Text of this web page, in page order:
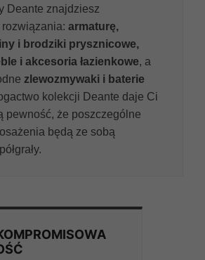
Deante znajdziesz
armaturę,
i brodziki prysznicowe,
i akcesoria łazienkowe, a
zlewozmywaki i baterie
kolekcji Deante daje Ci
pewność, że poszczególne
będą ze sobą